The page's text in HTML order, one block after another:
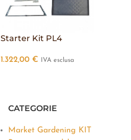
Starter Kit PL4
1.322,00 € IVA esclusa
CATEGORIE
Market Gardening KIT